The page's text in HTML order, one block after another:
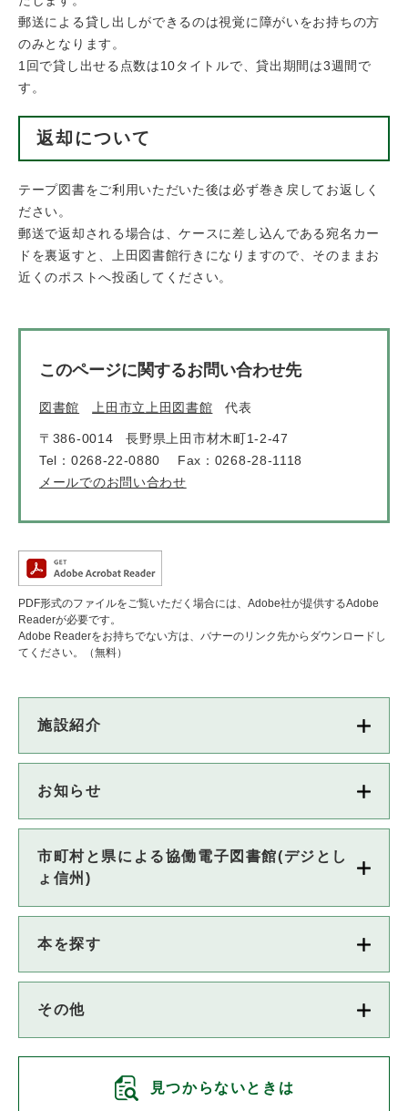
郵送による貸し出しができるのは視覚に障がいをお持ちの方
のみとなります。
1回で貸し出せる点数は10タイトルで、貸出期間は3週間で
す。
返却について
テープ図書をご利用いただいた後は必ず巻き戻してお返しく
ださい。
郵送で返却される場合は、ケースに差し込んである宛名カー
ドを裏返すと、上田図書館行きになりますので、そのままお
近くのポストへ投函してください。
このページに関するお問い合わせ先
図書館 上田市立上田図書館 代表
〒386-0014
長野県上田市材木町1-2-47
Tel：0268-22-0880
Fax：0268-28-1118
メールでのお問い合わせ
PDF形式のファイルをご覧いただく場合には、Adobe社が提供するAdobe
Readerが必要です。
Adobe Readerをお持ちでない方は、バナーのリンク先からダウンロードし
てください。（無料）
施設紹介
お知らせ
市町村と県による協働電子図書館(デジとし
ょ信州)
本を探す
その他
見つからないときは